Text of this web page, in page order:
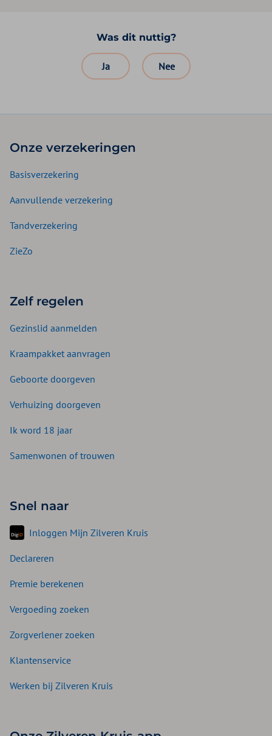
Was dit nuttig?
Ja Nee
Onze verzekeringen
Basisverzekering
Aanvullende verzekering
Tandverzekering
ZieZo
Zelf regelen
Gezinslid aanmelden
Kraampakket aanvragen
Geboorte doorgeven
Verhuizing doorgeven
Ik word 18 jaar
Samenwonen of trouwen
Snel naar
Inloggen Mijn Zilveren Kruis
Declareren
Premie berekenen
Vergoeding zoeken
Zorgverlener zoeken
Klantenservice
Werken bij Zilveren Kruis